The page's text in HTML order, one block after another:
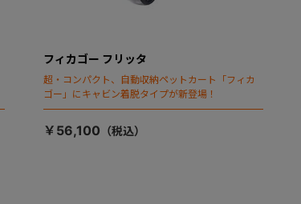
フィカゴー フリッタ
超・コンパクト、自動収納ペットカート「フィカ
ゴー」にキャビン着脱タイプが新登場！
￥56,100